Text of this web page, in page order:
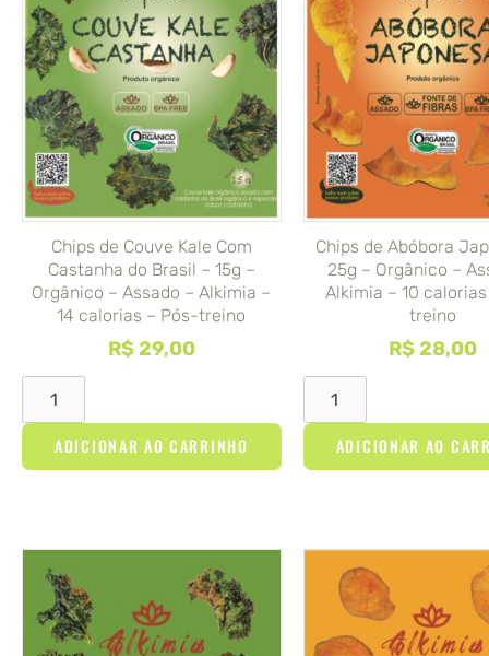
Chips de Couve Kale Com
Castanha do Brasil – 15g –
Orgânico – Assado – Alkimia –
14 calorias – Pós-treino
R$29,00
ADICIONAR AO CARRINHO
Chips de Abóbora
25g – Orgânico –
Alkimia – 10
treino
R$28,00
ADICIONAR AO